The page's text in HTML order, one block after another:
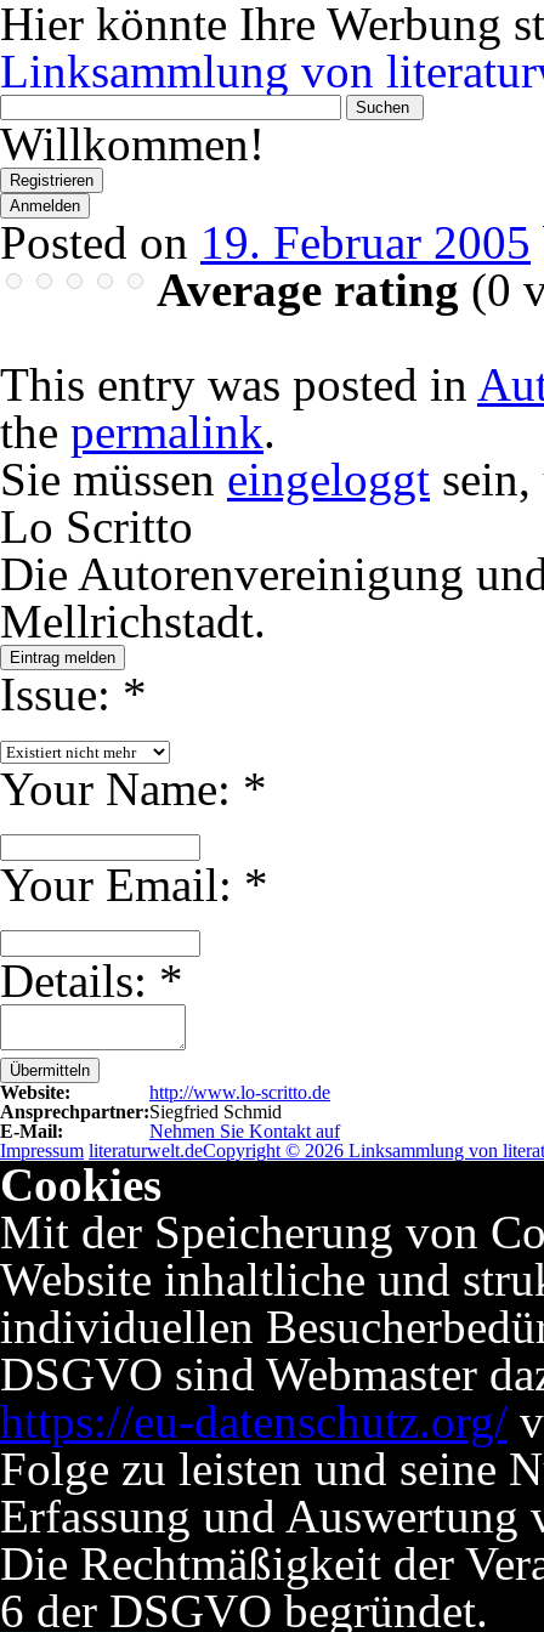
Hier könnte Ihre Werbung
Linksammlung von
Wonach
suchen
Sie?
Willkommen!
Registrieren
Anmelden
Posted on 19. Februar 2005
Average rating (0
This entry was posted in
the permalink.
Sie müssen eingeloggt
Lo Scritto
Die Autorenvereinigung
Mellrichstadt.
Eintrag melden
Issue: *
Your Name: *
Your Email: *
Details: *
Übermitteln
Website:
http://www.lo-scritto.de
Ansprechpartner:Siegfried Schmid
E-Mail:
Nehmen Sie Kontakt auf
Impressum literaturwelt.deCopyright © 2026 Linksammlung von
Cookies
Mit der Speicherung von
Website inhaltliche und
individuellen
DSGVO sind Webmaster
https://eu-datenschutz.org/
Folge zu leisten und seine
Erfassung und Auswertung
Die Rechtmäßigkeit der
6 der DSGVO begründet.